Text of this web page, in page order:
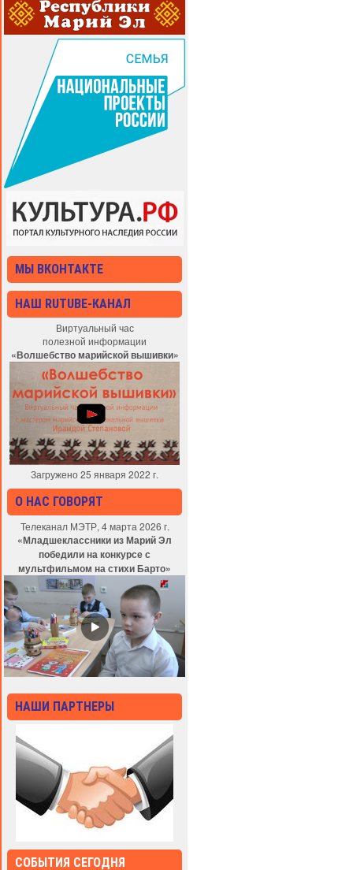
МЫ ВКОНТАКТЕ
НАШ RUTUBE-КАНАЛ
Виртуальный час
полезной информации
«Волшебство марийской вышивки»
Загружено 25 января 2022 г.
О НАС ГОВОРЯТ
Телеканал МЭТР, 4 марта 2026 г.
«Младшеклассники из Марий Эл
победили на конкурсе с
мультфильмом на стихи Барто»
НАШИ ПАРТНЕРЫ
СОБЫТИЯ СЕГОДНЯ